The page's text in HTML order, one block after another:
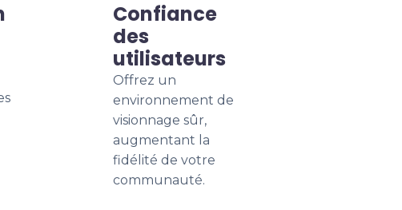
Confiance
des
utilisateurs
Offrez un
environnement de
visionnage sûr,
augmentant la
fidélité de votre
communauté.